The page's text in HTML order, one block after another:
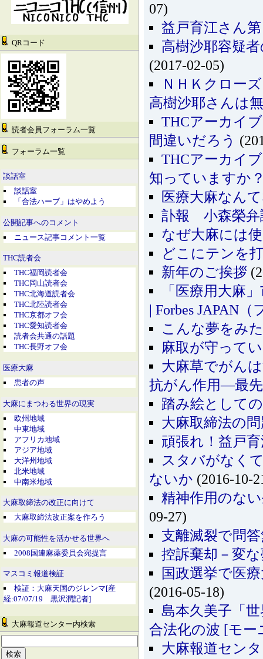
QRコード
読者会員フォーラム一覧
フォーラム一覧
談話室
談話室
「合法ハーブ」はやめよう
公開記事へのコメント
ニュース記事コメント一覧
THC読者会
THC福岡読者会
THC岡山読者会
THC北海道読者会
THC北陸読者会
THC京都オフ会
THC愛知読者会
読者会共通の話題
THC長野オフ会
医療大麻
患者の声
大麻にまつわる世界の現実
欧州地域
中東地域
アフリカ地域
アジア地域
大洋州地域
北米地域
中南米地域
大麻取締法の改正に向けて
大麻取締法改正案を作ろう
大麻の可能性を活かせる世界へ
2008国連麻薬委員会宛提言
マスコミ報道検証
検証：大麻天国のジレンマ[産
経:07/07/19 黒沢潤記者]
大麻報道センター内検索
07)
益戸育江さん
高樹沙耶容疑
(2017-02-05)
ＮＨＫクロー
高樹沙耶さんは
THCアーカイ
間違いだろう
THCアーカイ
知っていますか
医療大麻なん
訃報 小森榮弁
なぜ大麻には
どこにテンを
新年のご挨拶
「医療用大麻
| Forbes JAPAN
こんな夢をみた
麻取が守って
大麻草でがん
抗がん作用―最
踏み絵として
大麻取締法の
頑張れ！益戸
スタバがなく
ないか (2016-10-
精神作用のな
09-27)
支離滅裂で問
控訴棄却－変
国政選挙で医
(2016-05-18)
島本久美子「
合法化の波 [モー
大麻報道セン